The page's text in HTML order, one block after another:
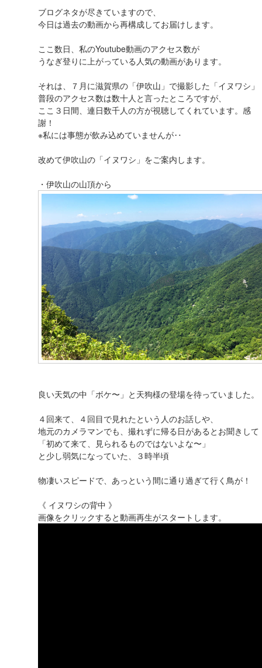
ブログネタが尽きていますので、
今日は過去の動画から再構成してお届けします。
ここ数日、私のYoutube動画のアクセス数が
うなぎ登りに上がっている人気の動画があります。
それは、７月に滋賀県の「伊吹山」で撮影した「イヌワシ」
普段のアクセス数は数十人と言ったところですが、
ここ３日間、連日数千人の方が視聴してくれています。感
謝！
※私には事態が飲み込めていませんが‥
改めて伊吹山の「イヌワシ」をご案内します。
・伊吹山の山頂から
良い天気の中「ボケ〜」と天狗様の登場を待っていました。
４回来て、４回目で見れたという人のお話しや、
地元のカメラマンでも、撮れずに帰る日があるとお聞きして
「初めて来て、見られるものではないよな〜」
と少し弱気になっていた、３時半頃
物凄いスピードで、あっという間に通り過ぎて行く鳥が！
《 イヌワシの背中 》
画像をクリックすると動画再生がスタートします。